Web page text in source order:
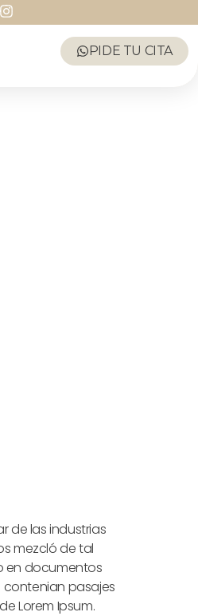
PIDE TU CITA
de las industrias
mezcló de tal
en documentos
contenian pasajes
Lorem Ipsum.